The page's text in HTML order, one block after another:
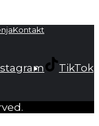
Kontakt
TikTok